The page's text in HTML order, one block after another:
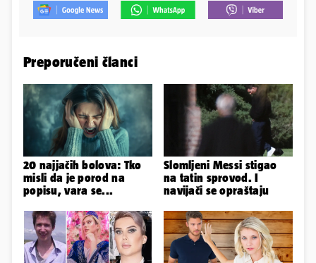
Preporučeni članci
20 najjačih bolova: Tko
misli da je porod na
popisu, vara se...
Slomljeni Messi stigao
na tatin sprovod. I
navijači se opraštaju